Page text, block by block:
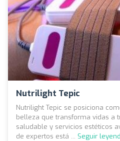
Nutrilight Tepic
Nutrilight Tepic se posiciona
belleza que transforma vidas a
saludable y servicios estéticos
de expertos está ... Seguir